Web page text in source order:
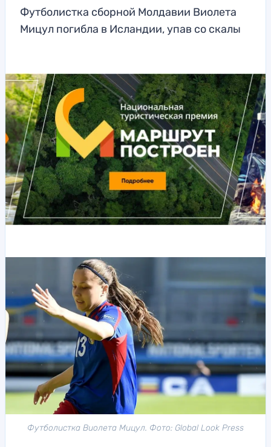
Футболистка сборной Молдавии Виолета
Мицул погибла в Исландии, упав со скалы
Футболистка Виолета Мицул. Фото: Global Look Press